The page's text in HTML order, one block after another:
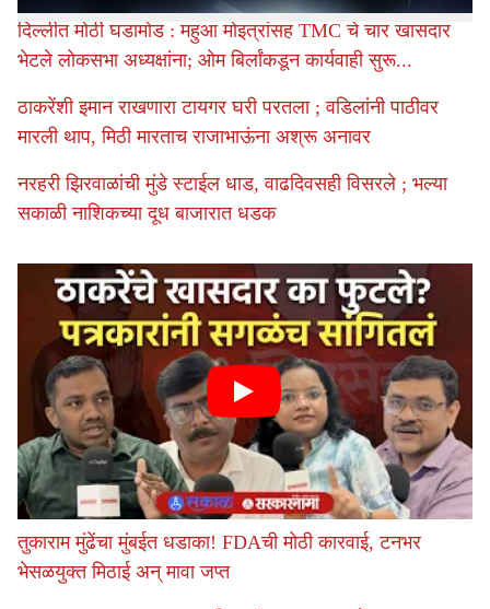
दिल्लीत मोठी घडामोड : महुआ मोइत्रांसह TMC चे चार खासदार
भेटले लोकसभा अध्यक्षांना; ओम बिर्लांकडून कार्यवाही सुरू...
ठाकरेंशी इमान राखणारा टायगर घरी परतला ; वडिलांनी पाठीवर
मारली थाप, मिठी मारताच राजाभाऊंना अश्रू अनावर
नरहरी झिरवाळांची मुंडे स्टाईल धाड, वाढदिवसही विसरले ; भल्या
सकाळी नाशिकच्या दूध बाजारात धडक
तुकाराम मुंढेंचा मुंबईत धडाका! FDAची मोठी कारवाई, टनभर
भेसळयुक्त मिठाई अन् मावा जप्त